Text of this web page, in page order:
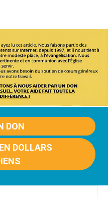
DON
DOLLARS